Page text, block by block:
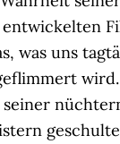
entwickelten
was uns